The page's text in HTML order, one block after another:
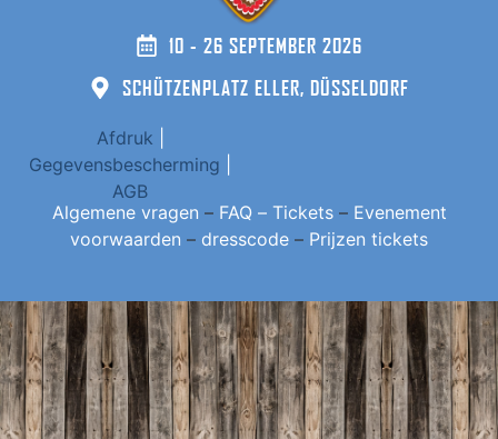
10 - 26 SEPTEMBER 2026
SCHÜTZENPLATZ ELLER, DÜSSELDORF
Afdruk
Gegevensbescherming
AGB
Algemene vragen – FAQ – Tickets– Evenement
voorwaarden – dresscode – Prijzen tickets